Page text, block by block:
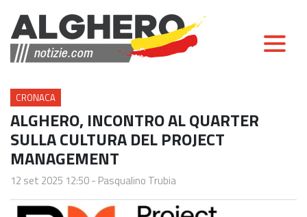
CRONACA
ALGHERO, INCONTRO AL QUARTER
SULLA CULTURA DEL PROJECT
MANAGEMENT
12 set 2025 12:50- Pasqualino Trubia